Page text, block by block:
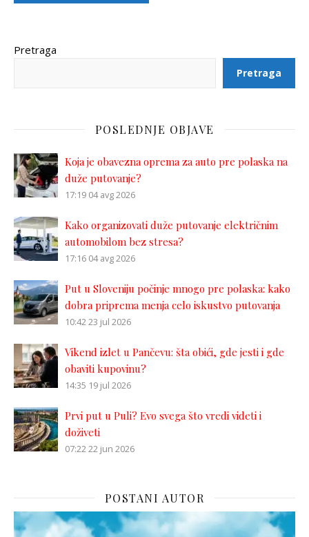
Pretraga
Pretraga
POSLEDNJE OBJAVE
Koja je obavezna oprema za auto pre polaska na
duže putovanje?
17:19 04 avg 2026
Kako organizovati duže putovanje električnim
automobilom bez stresa?
17:16 04 avg 2026
Put u Sloveniju počinje mnogo pre polaska: kako
dobra priprema menja celo iskustvo putovanja
10:4223 jul 2026
Vikend izlet u Pančevu: šta obići, gde jesti i gde
obaviti kupovinu?
14:35 19 jul 2026
Prvi put u Puli? Evo svega što vredi videti i
doživeti
07:2222 jun 2026
POSTANI AUTOR